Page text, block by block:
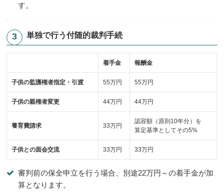
す。
単独で行う付随的裁判手続
着手金 報酬金
子供の監護権者指定・引渡 55万円 55万円
子供の親権者変更 44万円 44万円
養育費請求 33万円
認容額（原則10年分）を
算定基準としてその5%
子供との面会交流 33万円 33万円
審判前の保全申立を行う場合、別途22万円～の着手金が加
算となります。